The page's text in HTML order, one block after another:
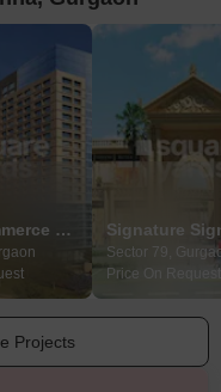
Emaar Commerce Park
Sector 79,
Price On Request
Projects